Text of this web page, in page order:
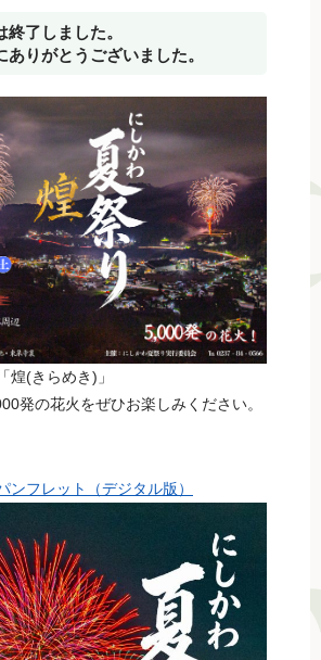
了しました。
ありがとうございました。
煌(きらめき)」
発の花火をぜひお楽しみください。
ンフレット（デジタル版）